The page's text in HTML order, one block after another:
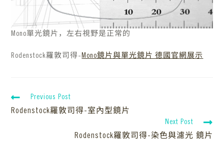
Mono單光鏡片，左右視野是正常的
Rodenstock羅敦司得-Mono鏡片與單光鏡片 德國官網展示
Previous Post
Rodenstock羅敦司得-室內型鏡片
Next Post
Rodenstock羅敦司得-染色與濾光 鏡片